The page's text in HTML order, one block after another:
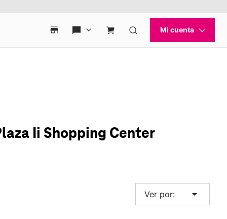
Ii Shopping Center
Ver por: arrow_drop_down